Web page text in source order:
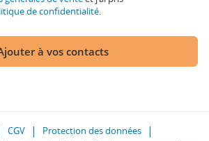
de confidentialité.
à vos contacts
CGV
Protection des données